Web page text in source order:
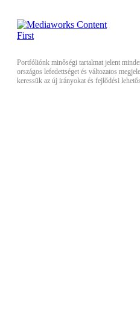
Portfóliónk minőségi tartalmat jelent
országos lefedettséget és változatos
keressük az új irányokat és fejlődési